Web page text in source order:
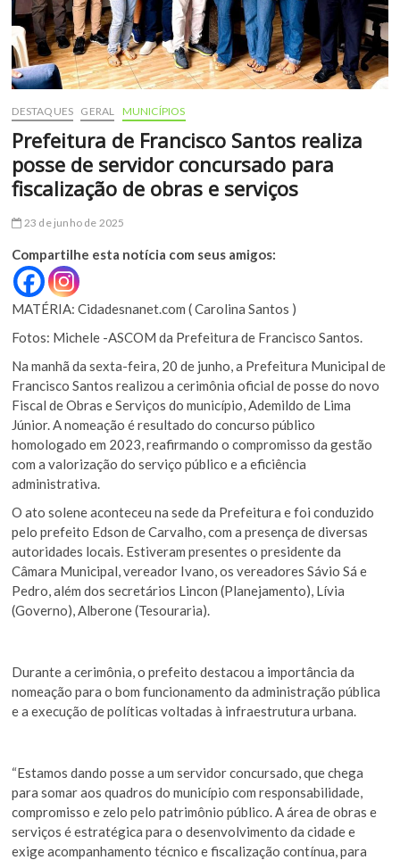
DESTAQUES GERAL MUNICÍPIOS
Prefeitura de Francisco Santos realiza
posse de servidor concursado para
fiscalização de obras e serviços
23 de junho de 2025
Compartilhe esta notícia com seus amigos:
MATÉRIA: Cidadesnanet.com ( Carolina Santos )
Fotos: Michele -ASCOM da Prefeitura de Francisco Santos.
Na manhã da sexta-feira, 20 de junho, a Prefeitura Municipal de
Francisco Santos realizou a cerimônia oficial de posse do novo
Fiscal de Obras e Serviços do município, Ademildo de Lima
Júnior. A nomeação é resultado do concurso público
homologado em 2023, reafirmando o compromisso da gestão
com a valorização do serviço público e a eficiência
administrativa.
O ato solene aconteceu na sede da Prefeitura e foi conduzido
pelo prefeito Edson de Carvalho, com a presença de diversas
autoridades locais. Estiveram presentes o presidente da
Câmara Municipal, vereador Ivano, os vereadores Sávio Sá e
Pedro, além dos secretários Lincon (Planejamento), Lívia
(Governo), Alberone (Tesouraria).
Durante a cerimônia, o prefeito destacou a importância da
nomeação para o bom funcionamento da administração pública
e a execução de políticas voltadas à infraestrutura urbana.
“Estamos dando posse a um servidor concursado, que chega
para somar aos quadros do município com responsabilidade,
compromisso e zelo pelo patrimônio público. A área de obras e
serviços é estratégica para o desenvolvimento da cidade e
exige acompanhamento técnico e fiscalização contínua, para